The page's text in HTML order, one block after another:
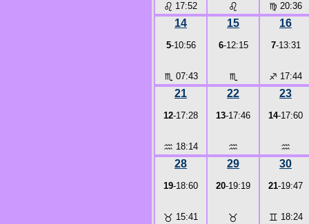
♌ 17:52 ♌ ♍ 20:36
14
5-10:56
♏ 07:43
15
6-12:15
♏
16
7-13:31
♐ 17:44
21
12-17:28
♒ 18:14
22
13-17:46
♒
23
14-17:60
♒
28
19-18:60
♉ 15:41
29
20-19:19
♉
30
21-19:47
♊ 18:24